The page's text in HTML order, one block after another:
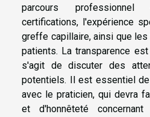
parcours
certifications, l'expérience
greffe capillaire, ainsi que
patients. La transparence
s'agit de discuter des
potentiels. Il est essentiel
avec le praticien, qui devra
et d'honnêteté